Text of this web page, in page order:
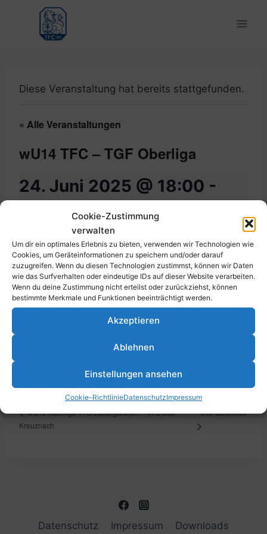
Cookie-Zustimmung
verwalten
Um dir ein optimales Erlebnis zu bieten, verwenden wir Technologien wie
Cookies, um Geräteinformationen zu speichern und/oder darauf
zuzugreifen. Wenn du diesen Technologien zustimmst, können wir Daten
wie das Surfverhalten oder eindeutige IDs auf dieser Website verarbeiten.
Wenn du deine Zustimmung nicht erteilst oder zurückziehst, können
bestimmte Merkmale und Funktionen beeinträchtigt werden.
Akzeptieren
Ablehnen
Einstellungen ansehen
Cookie-RichtlinieDatenschutzImpressum
springen
Diese Veranstaltung hat bereits stattgefunden.
« Alle Veranstaltungen
wU14 TFC – TGF Oberliga
24. Juni 2025 @ 18:00 -
Zum Kalender hinzufügen
VERANSTALTUNGSORT
Ludwigshafen am Rhein,
wU12 Oberliga TFC Ludwigshafen – VFL Bad
Kreuznach
Job Barbecue
Datenschutz Impressum Downloads